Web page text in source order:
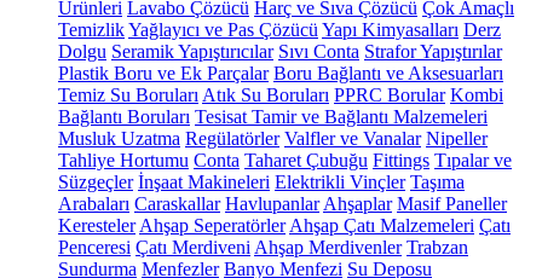
Ürünleri Lavabo Çözücü Harç ve Sıva Çözücü Çok Amaçlı
TemizlikYağlayıcı ve Pas Çözücü Yapı Kimyasalları Derz
Dolgu Seramik Yapıştırıcılar Sıvı Conta Strafor Yapıştırılar
Plastik Boru ve Ek Parçalar Boru Bağlantı ve Aksesuarları
Temiz Su Boruları Atık Su Boruları PPRC Borular Kombi
Bağlantı Boruları Tesisat Tamir ve Bağlantı Malzemeleri
Musluk Uzatma Regülatörler Valfler ve Vanalar Nipeller
Tahliye Hortumu Conta Taharet Çubuğu Fittings Tıpalar ve
Süzgeçler İnşaat Makineleri Elektrikli Vinçler Taşıma
Arabaları Caraskallar Havlupanlar Ahşaplar Masif Paneller
Keresteler Ahşap Seperatörler Ahşap Çatı Malzemeleri Çatı
Penceresi Çatı Merdiveni Ahşap Merdivenler Trabzan
Sundurma Menfezler Banyo Menfezi Su Deposu